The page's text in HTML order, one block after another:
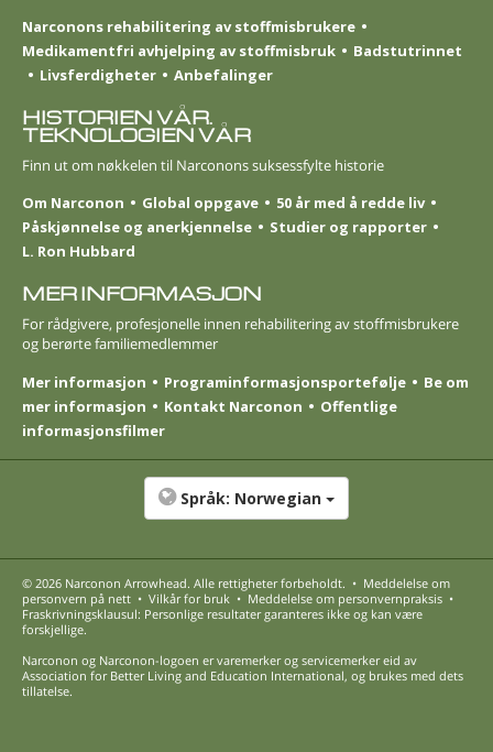
Narconons rehabilitering av stoffmisbrukere
Medikamentfri avhjelping av stoffmisbruk
Badstutrinnet
Livsferdigheter
Anbefalinger
HISTORIEN VÅR.
TEKNOLOGIEN VÅR
Finn ut om nøkkelen til Narconons suksessfylte historie
Om Narconon
Global oppgave
50 år med å redde liv
Påskjønnelse og anerkjennelse
Studier og rapporter
L. Ron Hubbard
MER INFORMASJON
For rådgivere, profesjonelle innen rehabilitering av stoffmisbrukere
og berørte familie­medlemmer
Mer informasjon
Program­informasjons­portefølje
Be om
mer informasjon
Kontakt Narconon
Offentlige
informasjonsfilmer
Språk: Norwegian
© 2026 Narconon Arrowhead. Alle rettigheter forbeholdt. • Meddelelse om
personvern på nett • Vilkår for bruk • Meddelelse om personvernpraksis •
Fraskrivningsklausul: Personlige resultater garanteres ikke og kan være
forskjellige.
Narconon og Narconon-logoen er varemerker og servicemerker eid av
Association for Better Living and Education International, og brukes med dets
tillatelse.